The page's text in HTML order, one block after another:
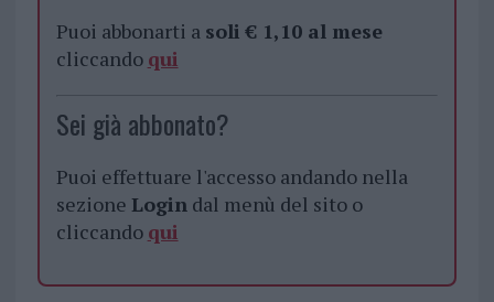
Puoi abbonarti a soli € 1,10 al mese
cliccando qui
Sei già abbonato?
Puoi effettuare l'accesso andando nella
sezione Logindal menù del sito o
cliccando qui